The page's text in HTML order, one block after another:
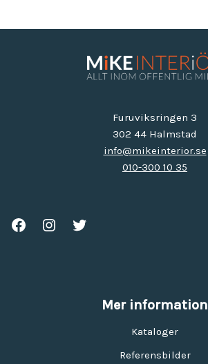
Furuviksringen 3
302 44 Halmstad
info@mikeinterior.se
010-300 10 35
Mer information
Kataloger
Referensbilder